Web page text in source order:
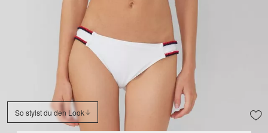
So stylst du den Look